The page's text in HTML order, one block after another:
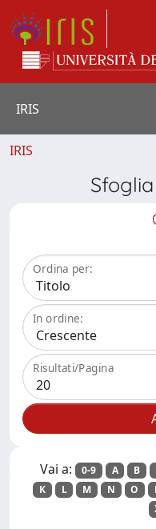
IRIS
IRIS
Ordina per:
In ordine:
Risultati/Pagina
Vai a: 0-9 A B
K
L M N O